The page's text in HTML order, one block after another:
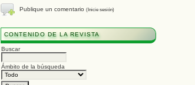
Publique un comentario(Inicie sesión)
CONTENIDO DE LA REVISTA
Buscar
Ámbito de la búsqueda